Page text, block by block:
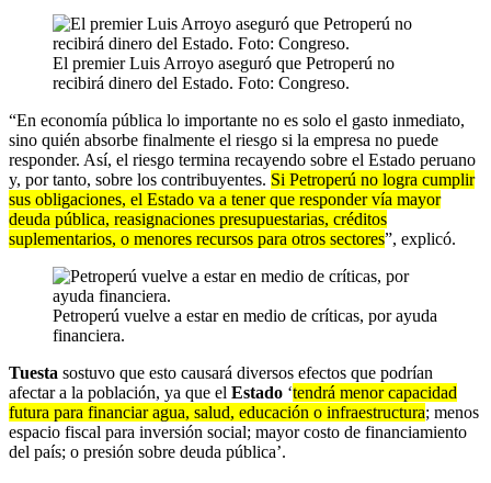
El premier Luis Arroyo aseguró que Petroperú no
recibirá dinero del Estado. Foto: Congreso.
“En economía pública lo importante no es solo el gasto inmediato,
sino quién absorbe finalmente el riesgo si la empresa no puede
responder. Así, el riesgo termina recayendo sobre el Estado peruano
y, por tanto, sobre los contribuyentes. Si Petroperú no logra cumplir
sus obligaciones, el Estado va a tener que responder vía mayor
deuda pública, reasignaciones presupuestarias, créditos
suplementarios, o menores recursos para otros sectores”, explicó.
Petroperú vuelve a estar en medio de críticas, por ayuda
financiera.
Tuesta sostuvo que esto causará diversos efectos que podrían
afectar a la población, ya que el Estado ‘tendrá menor capacidad
futura para financiar agua, salud, educación o infraestructura; menos
espacio fiscal para inversión social; mayor costo de financiamiento
del país; o presión sobre deuda pública’.